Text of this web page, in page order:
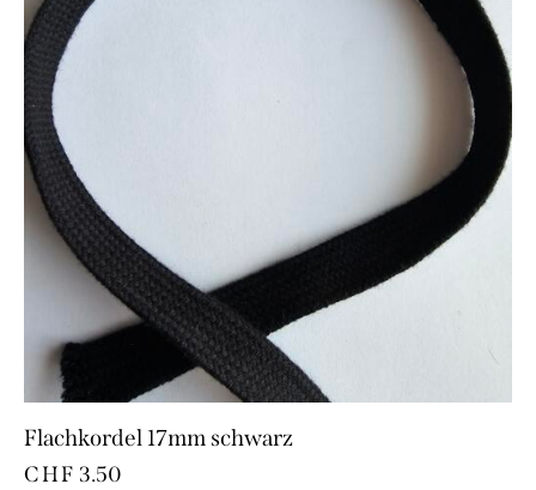
Flachkordel 17mm schwarz
CHF 3.50